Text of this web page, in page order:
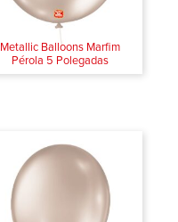
Metallic Balloons Marfim
Pérola 5 Polegadas